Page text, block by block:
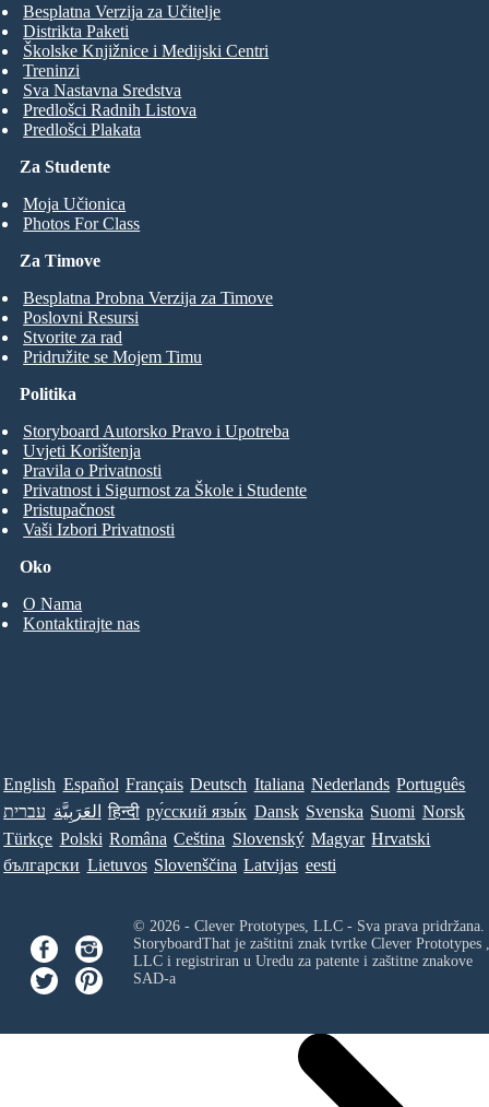
Za Studente
Moja Učionica
Photos For Class
Besplatna Verzija za Učitelje
Distrikta Paketi
Školske Knjižnice i Medijski Centri
Treninzi
Sva Nastavna Sredstva
Predlošci Radnih Listova
Predlošci Plakata
Za Timove
Besplatna Probna Verzija za Timove
Poslovni Resursi
Stvorite za rad
Pridružite se Mojem Timu
Oko
O Nama
Kontaktirajte nas
Politika
Storyboard Autorsko Pravo i Upotreba
Uvjeti Korištenja
Pravila o Privatnosti
Privatnost i Sigurnost za Škole i Studente
Pristupačnost
Vaši Izbori Privatnosti
English Español Français Deutsch Italiana Nederlands Português
עברית العَرَبِيَّة हिन्दी ру́сский язы́к Dansk Svenska Suomi Norsk
Türkçe Polski Româna Ceština Slovenský Magyar Hrvatski
български Lietuvos Slovenščina Latvijas eesti
© 2026 - Clever Prototypes, LLC - Sva prava pridržana.
StoryboardThat je zaštitni znak tvrtke Clever Prototypes ,
LLCi registriran u Uredu za patente i zaštitne znakove
SAD-a